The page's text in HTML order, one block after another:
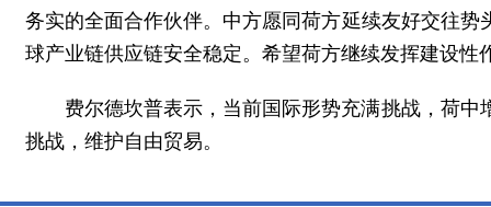
务实的全面合作伙伴。中方愿同荷方延续友好交往
球产业链供应链安全稳定。希望荷方继续发挥建设
费尔德坎普表示，当前国际形势充满挑战，荷
挑战，维护自由贸易。